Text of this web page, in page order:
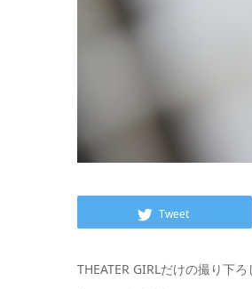
Tweet
THEATER GIRLだけの撮り下